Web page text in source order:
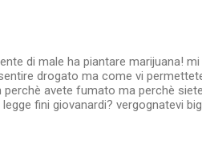
di male ha piantare marijuana!
drogato ma come vi
avete fumato ma perchè
fini giovanardi? vergognatevi